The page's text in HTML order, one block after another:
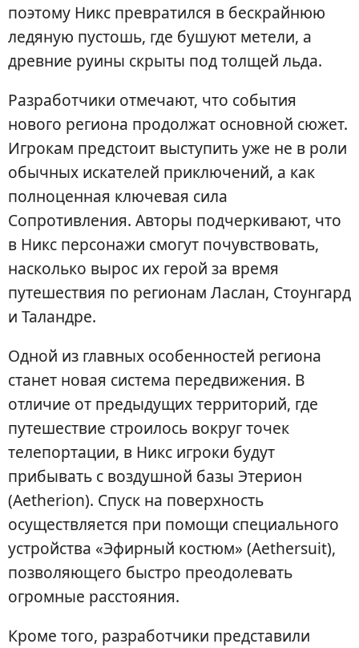
поэтому Никс превратился в бескрайнюю
ледяную пустошь, где бушуют метели, а
древние руины скрыты под толщей льда.
Разработчики отмечают, что события
нового региона продолжат основной сюжет.
Игрокам предстоит выступить уже не в роли
обычных искателей приключений, а как
полноценная ключевая сила
Сопротивления. Авторы подчеркивают, что
в Никс персонажи смогут почувствовать,
насколько вырос их герой за время
путешествия по регионам Ласлан, Стоунгард
и Таландре.
Одной из главных особенностей региона
станет новая система передвижения. В
отличие от предыдущих территорий, где
путешествие строилось вокруг точек
телепортации, в Никс игроки будут
прибывать с воздушной базы Этерион
(Aetherion). Спуск на поверхность
осуществляется при помощи специального
устройства «Эфирный костюм» (Aethersuit),
позволяющего быстро преодолевать
огромные расстояния.
Кроме того, разработчики представили